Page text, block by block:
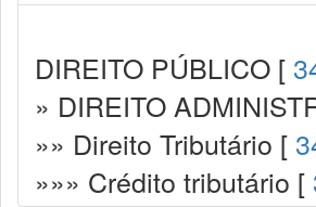
DIREITO PÚBLICO [
» DIREITO
»» Direito Tributário [
»»» Crédito tributário [